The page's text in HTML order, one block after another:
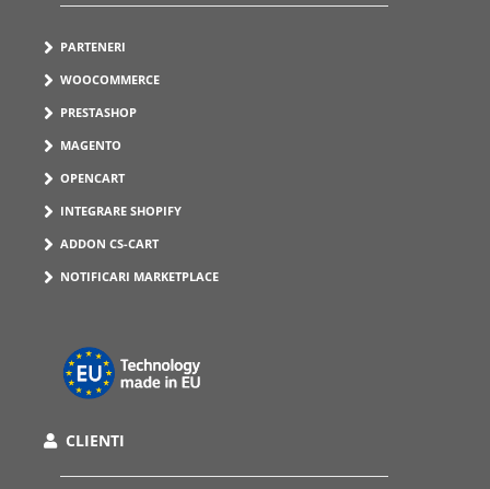
PARTENERI
WOOCOMMERCE
PRESTASHOP
MAGENTO
OPENCART
INTEGRARE SHOPIFY
ADDON CS-CART
NOTIFICARI MARKETPLACE
CLIENTI